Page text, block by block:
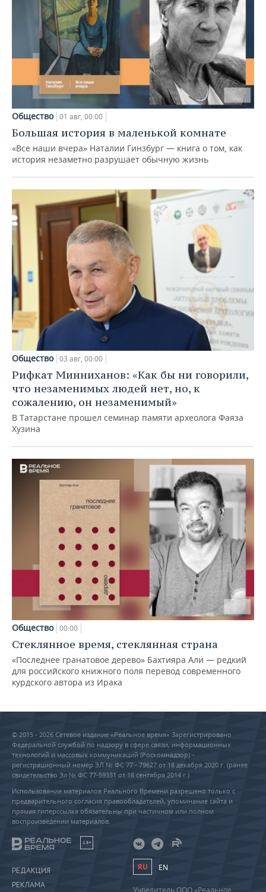
Общество 01 авг, 00:00
Большая история в маленькой комнате
«Все наши вчера» Наталии Гинзбург — книга о том, как
история незаметно разрушает обычную жизнь
Общество 03 авг, 00:00
Рифкат Минниханов: «Как бы ни говорили,
что незаменимых людей нет, но, к
сожалению, он незаменимый»
В Татарстане прошел семинар памяти археолога Фаяза
Хузина
Общество 00:00
Стеклянное время, стеклянная страна
«Последнее гранатовое дерево» Бахтияра Али — редкий
для российского книжного поля перевод современного
курдского автора из Ирака
© 2015 - 2026 Сетевое издание «Реальное время» Зарегистрировано
Федеральной службой по надзору в сфере связи, информационных
технологий и массовых коммуникаций (Роскомнадзор) –
регистрационный номер ЭЛ № ФС 77 - 79627 от 18 декабря 2020 г. (ранее
свидетельство Эл № ФС 77-59331 от 18 сентября 2014 г.)
Использование материалов Реального Времени разрешено только с
предварительного согласия правообладателей, упоминание сайта и
прямая гиперссылка обязательны при частичном или полном
воспроизведении материалов.
18+
РЕДАКЦИЯ
РЕКЛАМА
RU EN
Учредитель ООО «Реальное